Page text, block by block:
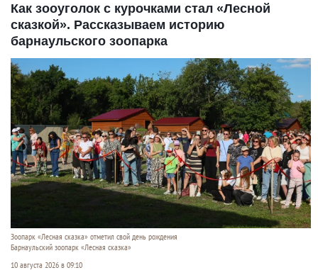
Как зооуголок с курочками стал «Лесной
сказкой». Рассказываем историю
барнаульского зоопарка
Зоопарк «Лесная сказка» отметил свой день рождения
Барнаульский зоопарк «Лесная сказка»
10 августа 2026 в 09:10